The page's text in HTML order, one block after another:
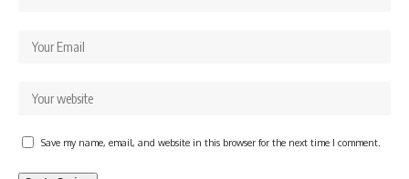
Save my name, email, and website in this browser for the next time I comment.